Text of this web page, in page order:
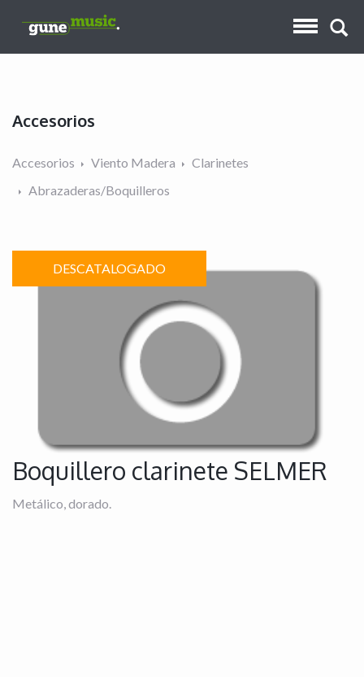
Accesorios
Accesorios Viento Madera
Clarinetes
Abrazaderas/Boquilleros
DESCATALOGADO
Boquillero clarinete SELMER
Metálico, dorado.